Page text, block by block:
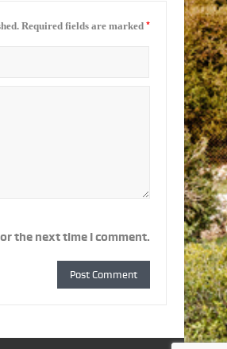
Required fields are marked *
the next time I comment.